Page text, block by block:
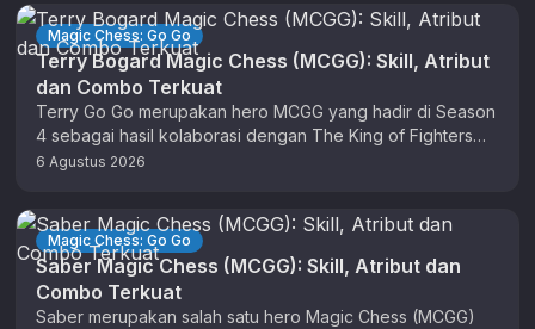
Magic Chess: Go Go
Terry Bogard Magic Chess (MCGG): Skill, Atribut
dan Combo Terkuat
Terry Go Go merupakan hero MCGG yang hadir di Season
4 sebagai hasil kolaborasi dengan The King of Fighters
(KOF). …
6 Agustus 2026
Magic Chess: Go Go
Saber Magic Chess (MCGG): Skill, Atribut dan
Combo Terkuat
Saber merupakan salah satu hero Magic Chess (MCGG)